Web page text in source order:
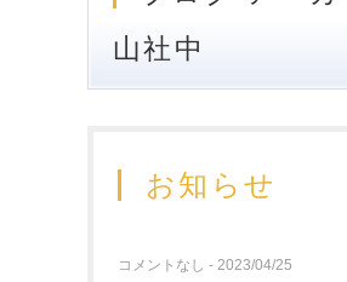
山社中
お知らせ
コメントなし - 2023/04/25